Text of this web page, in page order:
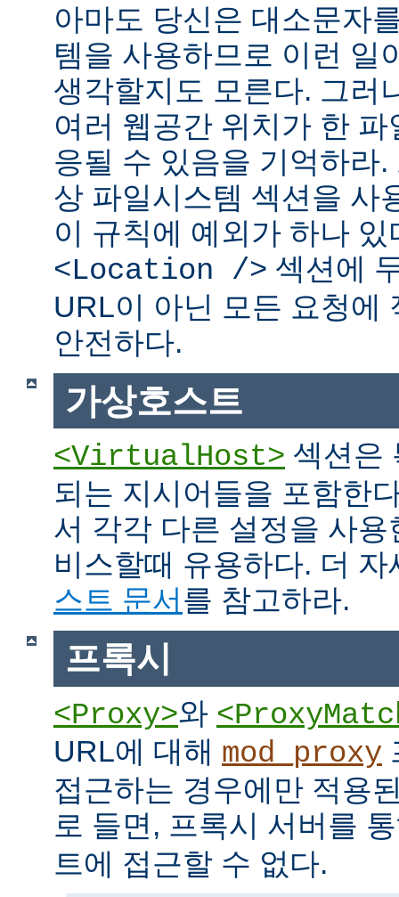
아마도 당신은 대소문자
템을 사용하므로 이런 일
생각할지도 모른다. 그러
여러 웹공간 위치가 한
응될 수 있음을 기억하라
상 파일시스템 섹션을 사
이 규칙에 예외가 하나
<Location /> 섹션에
URL이 아닌 모든 요청에
안전하다.
가상호스트
<VirtualHost> 섹션은
되는 지시어들을 포함한
서 각각 다른 설정을 사
비스할때 유용하다. 더
스트 문서를 참고하라.
프록시
<Proxy>와
URL에 대해 mod_proxy
접근하는 경우에만 적용
로 들면, 프록시 서버를
트에 접근할 수 없다.